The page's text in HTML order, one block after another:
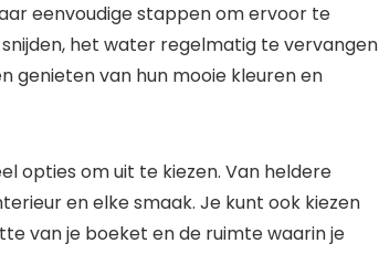
eenvoudige stappen om ervoor te
het water regelmatig te vervangen
genieten van hun mooie kleuren en
opties om uit te kiezen. Van heldere
en elke smaak. Je kunt ook kiezen
van je boeket en de ruimte waarin je